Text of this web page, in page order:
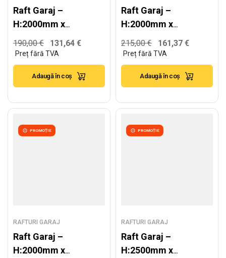
Raft Garaj –
H:2000mm x
L:2220mm x
W:600mm,
350kg/nivel
190,00€ 131,64 €
Adaugă în coș
Raft Garaj –
H:2000mm x
L:2520mm x
W:600mm,
350kg/nivel
215,00€ 161,37 €
Adaugă în coș
PROMOȚIE
RAFTURI GARAJ
Raft Garaj –
H:2000mm x
PROMOȚIE
RAFTURI GARAJ
Raft Garaj –
H:2500mm x